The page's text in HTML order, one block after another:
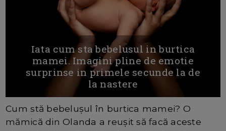
Iata cum sta bebelusul in burtica
mamei. Imagini pline de emotie
surprinse in primele secunde la de
la nastere
Cum stă bebelușul în burtica mamei? O
mămică din Olanda a reușit să facă aceste